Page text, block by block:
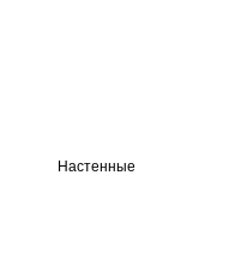
Настенные